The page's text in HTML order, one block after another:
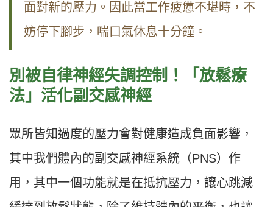
面對新的壓力。因此當工作疲憊不堪時，不
妨停下腳步，喘口氣休息十分鐘。
別被自律神經失調控制！
「放鬆療
法」活化副交感神經
眾所皆知過度的壓力會對健康造成負面影響，
其中我們體內的副交感神經系統（PNS）作
用，其中一個功能就是在抵抗壓力，讓心跳減